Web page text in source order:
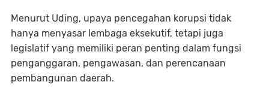
Menurut Uding, upaya pencegahan korupsi tidak
hanya menyasar lembaga eksekutif, tetapi juga
legislatif yang memiliki peran penting dalam fungsi
penganggaran, pengawasan, dan perencanaan
pembangunan daerah.